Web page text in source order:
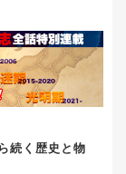
続く歴史と物